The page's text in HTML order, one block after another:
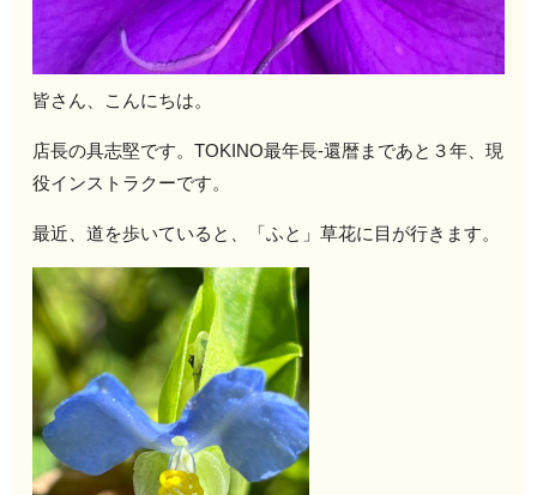
皆さん、こんにちは。
店長の具志堅です。TOKINO最年長-還暦まであと３年、現
役インストラクーです。
最近、道を歩いていると、「ふと」草花に目が行きます。